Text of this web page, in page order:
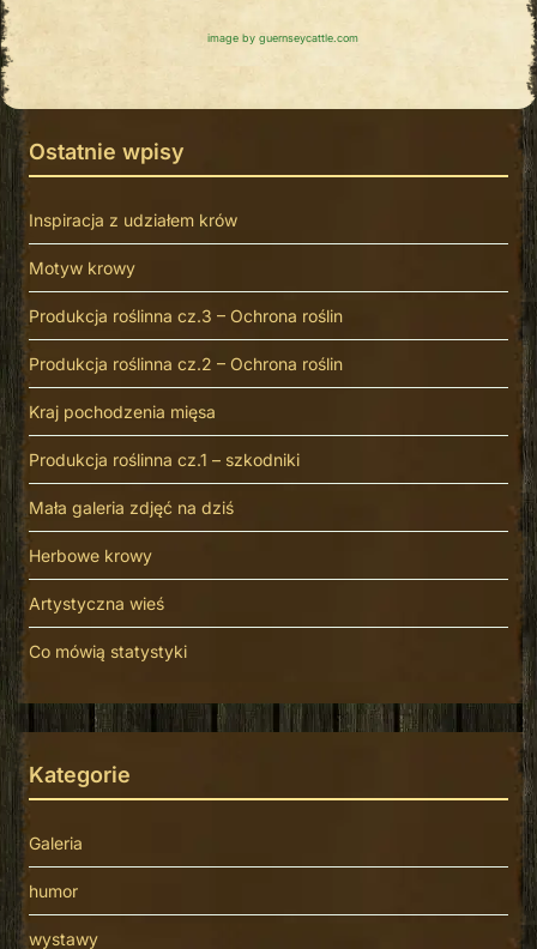
image by guernseycattle.com
Ostatnie wpisy
Inspiracja z udziałem krów
Motyw krowy
Produkcja roślinna cz.3 – Ochrona roślin
Produkcja roślinna cz.2 – Ochrona roślin
Kraj pochodzenia mięsa
Produkcja roślinna cz.1 – szkodniki
Mała galeria zdjęć na dziś
Herbowe krowy
Artystyczna wieś
Co mówią statystyki
Kategorie
Galeria
humor
wystawy